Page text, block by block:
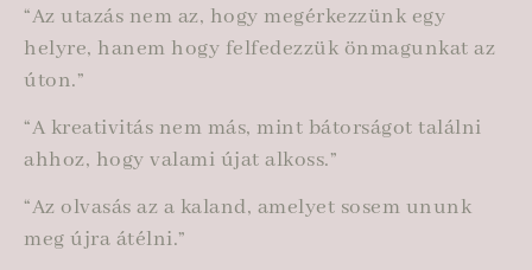
“Az utazás nem az, hogy megérkezzünk egy
helyre, hanem hogy felfedezzük önmagunkat az
úton.”
“A kreativitás nem más, mint bátorságot találni
ahhoz, hogy valami újat alkoss.”
“Az olvasás az a kaland, amelyet sosem ununk
meg újra átélni.”